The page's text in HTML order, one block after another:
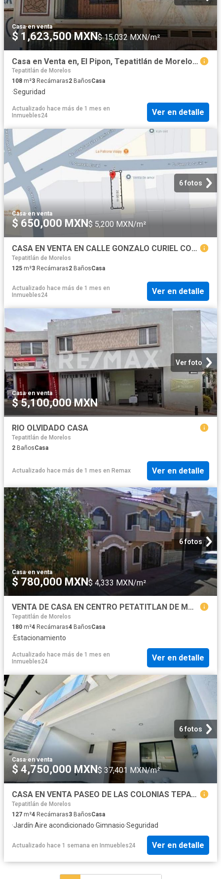
Casa·en venta
$ 1,623,500 MXN$ 15,032 MXN/m²
Casa en Venta en, El Pipon, Tepatitlán de Morelos, Jalisco. CLL
Tepatitlán de Morelos
108 m²3 Recámaras2 BañosCasa
·Seguridad
Actualizado hace más de 1 mes en
Inmuebles24
Ver en detalle
6 fotos
Casa·en venta
$ 650,000 MXN$ 5,200 MXN/m²
CASA EN VENTA EN CALLE GONZALO CURIEL COLONIA EL PIPÓN C.P. 47650 TEPATITLAN DE MORELOS, JALISCO
Tepatitlán de Morelos
125 m²3 Recámaras2 BañosCasa
Actualizado hace más de 1 mes en
Inmuebles24
Ver en detalle
Ver foto
Casa·en venta
$ 5,100,000 MXN
RIO OLVIDADO CASA
Tepatitlán de Morelos
2 BañosCasa
Actualizado hace más de 1 mes en Remax Ver en detalle
6 fotos
Casa·en venta
$ 780,000 MXN$ 4,333 MXN/m²
VENTA DE CASA EN CENTRO PETATITLAN DE MORELOS JALISCO
Tepatitlán de Morelos
180 m²4 Recámaras4 BañosCasa
·Estacionamiento
Actualizado hace más de 1 mes en
Inmuebles24
Ver en detalle
6 fotos
Casa·en venta
$ 4,750,000 MXN$ 37,401 MXN/m²
CASA EN VENTA PASEO DE LAS COLONIAS TEPATITLAN
Tepatitlán de Morelos
127 m²4 Recámaras3 BañosCasa
·Jardín·Aire acondicionado·Gimnasio·Seguridad
Actualizado hace 1 semana en Inmuebles24 Ver en detalle